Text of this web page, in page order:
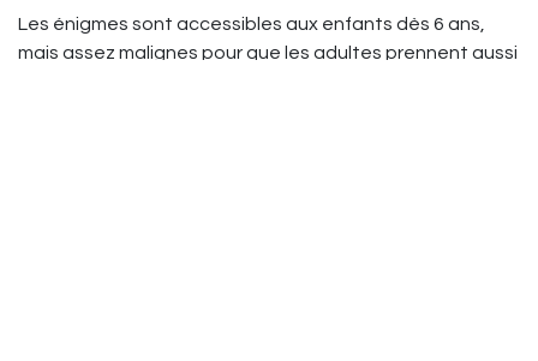
Les énigmes sont accessibles aux enfants dès 6 ans,
mais assez malignes pour que les adultes prennent aussi